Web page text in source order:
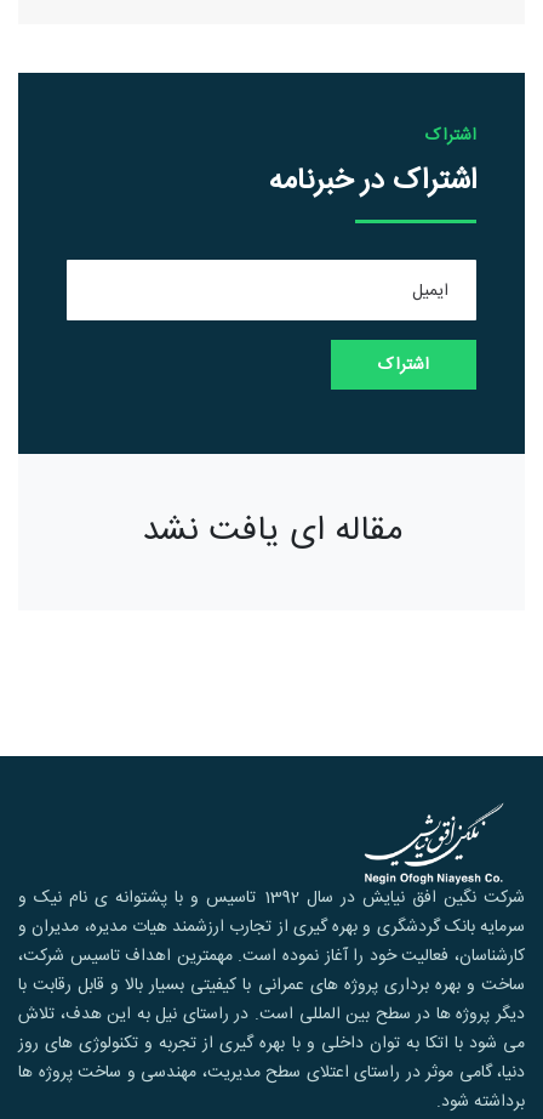
اشتراک
اشتراک در خبرنامه
مقاله ای یافت نشد
شرکت نگین افق نیایش در سال 1392 تاسیس و با پشتوانه ی نام نیک و
سرمایه بانک گردشگری و بهره گیری از تجارب ارزشمند هیات مدیره، مدیران و
کارشناسان، فعالیت خود را آغاز نموده است. مهمترین اهداف تاسیس شرکت،
ساخت و بهره برداری پروژه های عمرانی با کیفیتی بسیار بالا و قابل رقابت با
دیگر پروژه ها در سطح بین المللی است. در راستای نیل به این هدف، تلاش
می شود با اتکا به توان داخلی و با بهره گیری از تجربه و تکنولوژی های روز
دنیا، گامی موثر در راستای اعتلای سطح مدیریت، مهندسی و ساخت پروژه ها
برداشته شود.